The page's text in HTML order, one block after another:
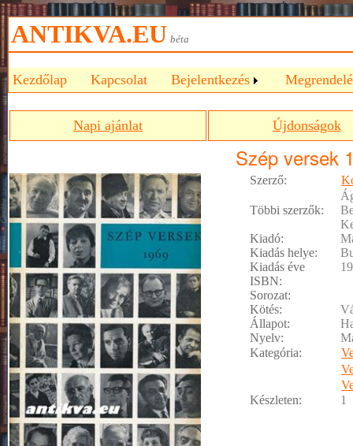
ANTIKVA.EU béta
Kezdőlap Kapcsolat Bejelentkezés
Napi ajánlat Újdonságok
Szép versek
Szerző:
Többi szerzők:
Kiadó:
Kiadás helye:
Kiadás éve
ISBN:
Sorozat:
Kötés:
Állapot:
Nyelv:
Kategória:
Készleten:
1